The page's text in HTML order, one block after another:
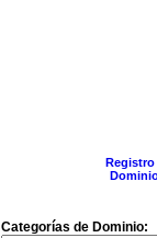
Categorías de Dominio: